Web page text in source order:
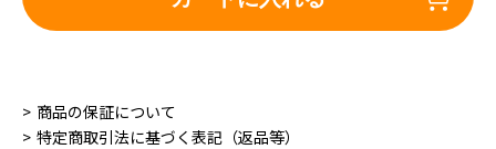
商品の保証について
特定商取引法に基づく表記（返品等）